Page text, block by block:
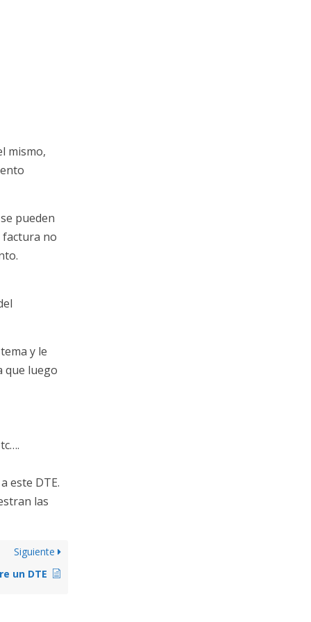
mismo,
pueden
factura no
y le
que luego
este DTE.
las
Siguiente
un DTE